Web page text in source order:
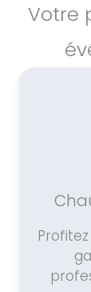
Votre